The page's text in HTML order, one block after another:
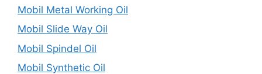
Mobil Metal Working Oil
Mobil Slide Way Oil
Mobil Spindel Oil
Mobil Synthetic Oil